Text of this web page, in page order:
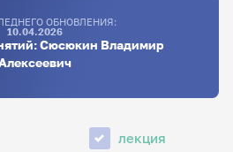
ОБНОВЛЕНИЯ:
10.04.2026
Сюсюкин Владимир
лекция